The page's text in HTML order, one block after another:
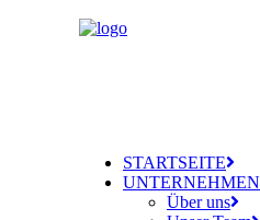
STARTSEITE
UNTERNEHMEN
Über uns